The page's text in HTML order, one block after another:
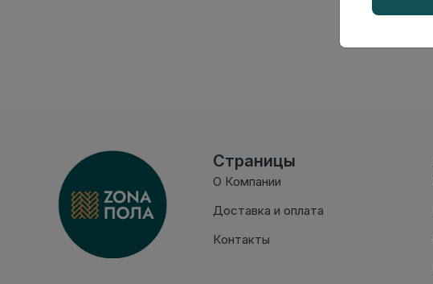
Страницы
О Компании
Доставка и оплата
Контакты